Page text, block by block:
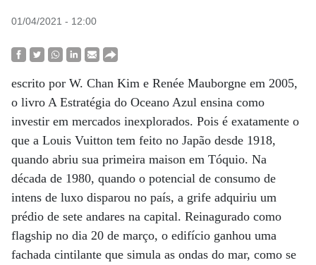
01/04/2021 - 12:00
escrito por W. Chan Kim e Renée Mauborgne em 2005,
o livro A Estratégia do Oceano Azul ensina como
investir em mercados inexplorados. Pois é exatamente o
que a Louis Vuitton tem feito no Japão desde 1918,
quando abriu sua primeira maison em Tóquio. Na
década de 1980, quando o potencial de consumo de
intens de luxo disparou no país, a grife adquiriu um
prédio de sete andares na capital. Reinagurado como
flagship no dia 20 de março, o edifício ganhou uma
fachada cintilante que simula as ondas do mar, como se